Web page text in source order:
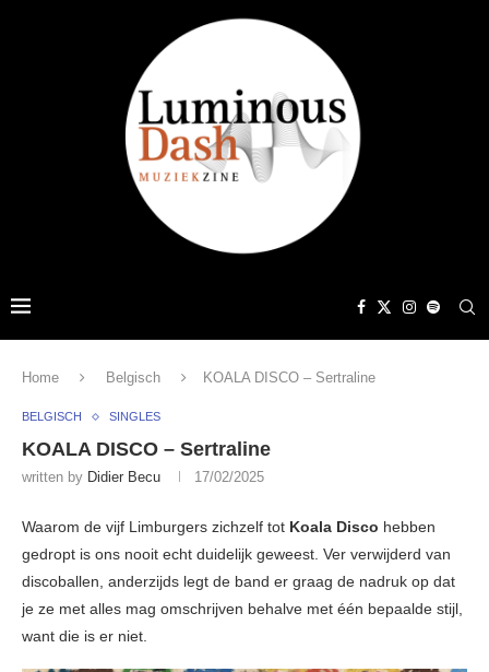
Home Belgisch KOALA DISCO – Sertraline
BELGISCH SINGLES
KOALA DISCO – Sertraline
written by Didier Becu 17/02/2025
Waarom de vijf Limburgers zichzelf tot Koala Disco hebben
gedropt is ons nooit echt duidelijk geweest. Ver verwijderd van
discoballen, anderzijds legt de band er graag de nadruk op dat
je ze met alles mag omschrijven behalve met één bepaalde stijl,
want die is er niet.